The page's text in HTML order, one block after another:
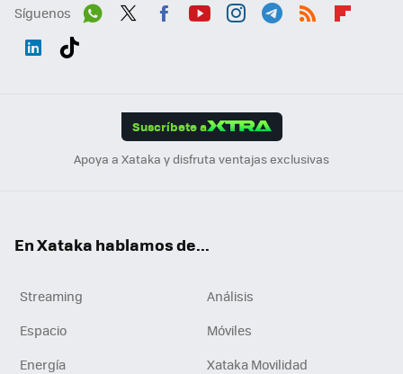
Síguenos
Suscríbete a
Apoya a Xataka y disfruta ventajas exclusivas
En Xataka hablamos de...
Streaming
Análisis
Espacio
Móviles
Energía
Xataka Movilidad